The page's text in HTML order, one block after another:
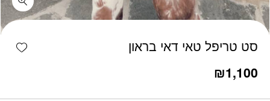
סט טריפל טאי דאי בראון
₪1,100
כמות סט טריפל טאי דאי בראון